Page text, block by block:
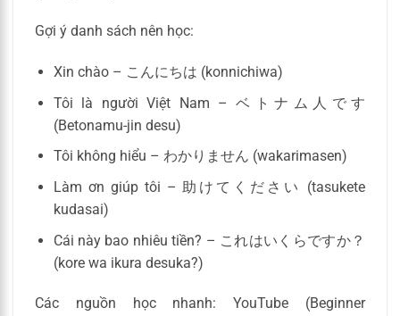
Gợi ý danh sách nên học:
Xin chào – こんにちは (konnichiwa)
Tôi là người Việt Nam – ベトナム人です
(Betonamu-jin desu)
Tôi không hiểu – わかりません (wakarimasen)
Làm ơn giúp tôi – 助けてください (tasukete
kudasai)
Cái này bao nhiêu tiền? – これはいくらですか？
(kore wa ikura desuka?)
Các nguồn học nhanh: YouTube (Beginner